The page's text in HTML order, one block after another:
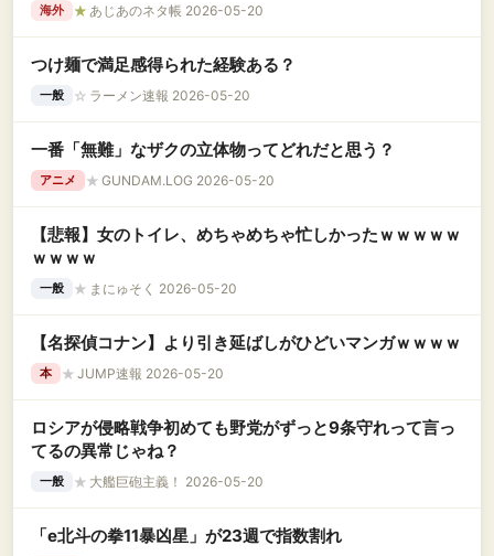
海外 ★ あじあのネタ帳 2026-05-20
つけ麺で満足感得られた経験ある？
一般 ☆ ラーメン速報 2026-05-20
一番「無難」なザクの立体物ってどれだと思う？
アニメ ★ GUNDAM.LOG 2026-05-20
【悲報】女のトイレ、めちゃめちゃ忙しかったｗｗｗｗｗ
ｗｗｗｗ
一般 ★ まにゅそく 2026-05-20
【名探偵コナン】より引き延ばしがひどいマンガｗｗｗｗ
本 ★ JUMP速報 2026-05-20
ロシアが侵略戦争初めても野党がずっと9条守れって言っ
てるの異常じゃね？
一般 ★ 大艦巨砲主義！ 2026-05-20
「e北斗の拳11暴凶星」が23週で指数割れ